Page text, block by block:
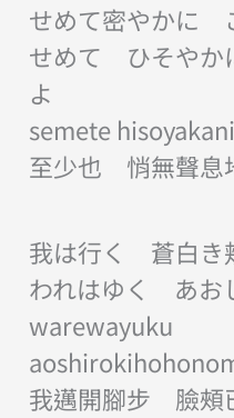
せめて密やかに
せめて ひそやか
よ
semete
至少也 悄無聲息
我は行く 蒼白き
われはゆく あお
warewayuku
我邁開腳步 臉頰